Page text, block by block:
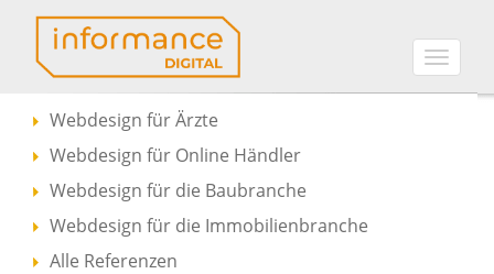
Toggle
Webdesign für Ärzte
Webdesign für Online Händler
Webdesign für die Baubranche
Webdesign für die Immobilienbranche
Alle Referenzen